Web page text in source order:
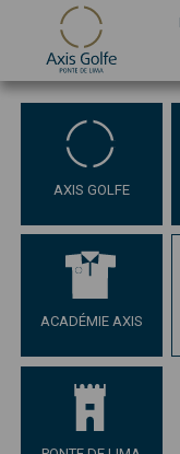
AXIS GOLFE
ACADÉMIE AXIS